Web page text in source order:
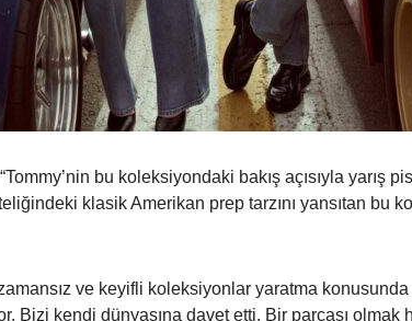
bu koleksiyondaki bakış açısıyla yarış
klasik Amerikan prep tarzını yansıtan bu
ve keyifli koleksiyonlar yaratma
Bizi kendi dünyasına davet etti. Bir parçası olmak